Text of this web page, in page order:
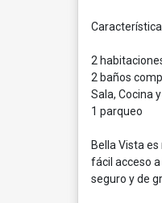
2
2 baños
Sala, Cocina
1 parqueo
Bella Vista
fácil acceso
seguro y de